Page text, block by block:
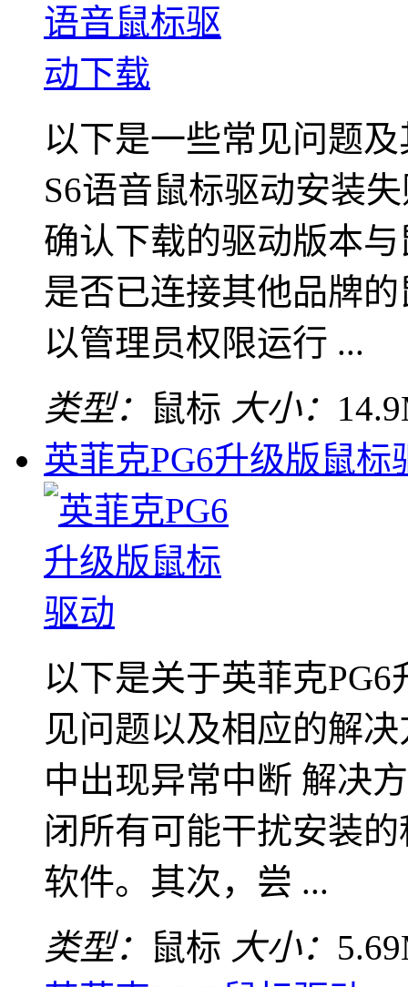
以下是一些常见问题
S6语音鼠标驱动安装
确认下载的驱动版本
是否已连接其他品牌
以管理员权限运行 ...
类型： 鼠标 大小：
英菲克PG6升级版鼠标
以下是关于英菲克
见问题以及相应的解
中出现异常中断 解决
闭所有可能干扰安装
软件。其次，尝 ...
类型： 鼠标 大小：